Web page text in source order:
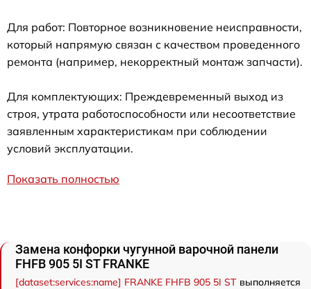
Для работ: Повторное возникновение неисправности,
который напрямую связан с качеством проведенного
ремонта (например, некорректный монтаж запчасти).
Для комплектующих: Преждевременный выход из
строя, утрата работоспособности или несоответствие
заявленным характеристикам при соблюдении
условий эксплуатации.
Показать полностью
Замена конфорки чугунной варочной панели
FHFB 905 5I ST FRANKE
[dataset:services:name] FRANKE FHFB 905 5I ST выполняется